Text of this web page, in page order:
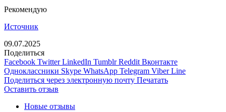
Рекомендую
Источник
09.07.2025
Поделиться
Facebook Twitter LinkedIn Tumblr Reddit Вконтакте
Одноклассники Skype WhatsApp Telegram Viber Line
Поделиться через электронную почту Печатать
Оставить отзыв
Новые отзывы